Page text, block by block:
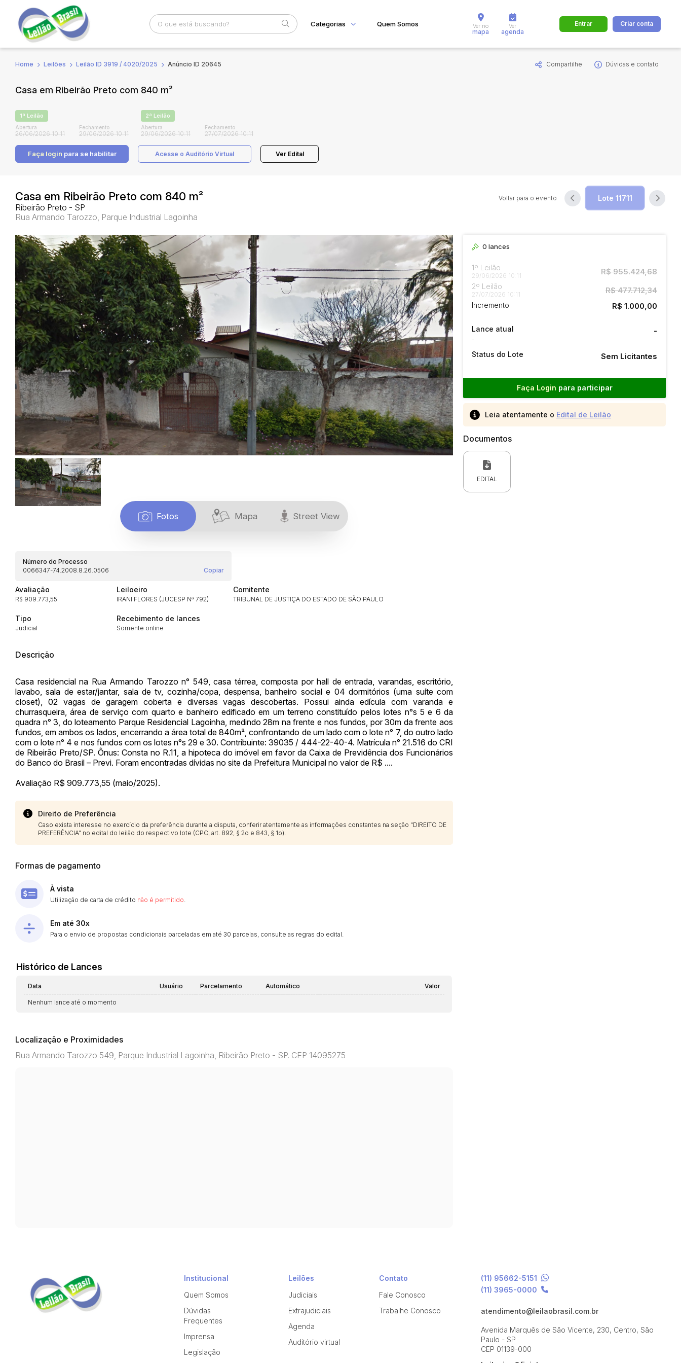
Busca por palavra-chave Categoria Cidade
Categorias Quem Somos Ver no
mapa
Ver
agenda
Entrar Criar conta
Home Leilões Leilão ID 3919 / 4020/2025 Anúncio ID 20645 Compartilhe Dúvidas e contato
Casa em Ribeirão Preto com 840 m²
1ª Leilão
Abertura
26/06/2026 10:11
Fechamento
29/06/2026 10:11
2ª Leilão
Abertura
29/06/2026 10:11
Fechamento
27/07/2026 10:11
Faça login para se habilitar Acesse o Auditório Virtual Ver Edital
Casa em Ribeirão Preto com 840 m²
Ribeirão Preto - SP
Rua Armando Tarozzo, Parque Industrial Lagoinha
Voltar para o evento
Fotos Mapa Street View
0 lances
1º Leilão
29/06/2026 10:11 R$ 955.424,68
2º Leilão
27/07/2026 10:11 R$ 477.712,34
Incremento R$ 1.000,00
Lance atual
-
-
Status do Lote Sem Licitantes
Faça Login para participar
Leia atentamente o Edital de Leilão
Documentos
EDITAL
Número do Processo
0066347-74.2008.8.26.0506
Copiar
Avaliação
R$ 909.773,55
Leiloeiro
IRANI FLORES (JUCESP Nª 792)
Comitente
TRIBUNAL DE JUSTIÇA DO ESTADO DE SÃO PAULO
Tipo
Judicial
Recebimento de lances
Somente online
Descrição
Casa residencial na Rua Armando Tarozzo n° 549, casa térrea, composta por hall de entrada, varandas, escritório,
lavabo, sala de estar/jantar, sala de tv, cozinha/copa, despensa, banheiro social e 04 dormitórios (uma suíte com
closet), 02 vagas de garagem coberta e diversas vagas descobertas. Possui ainda edícula com varanda e
churrasqueira, área de serviço com quarto e banheiro edificado em um terreno constituído pelos lotes n°s 5 e 6 da
quadra n° 3, do loteamento Parque Residencial Lagoinha, medindo 28m na frente e nos fundos, por 30m da frente aos
fundos, em ambos os lados, encerrando a área total de 840m², confrontando de um lado com o lote n° 7, do outro lado
com o lote n° 4 e nos fundos com os lotes n°s 29 e 30. Contribuinte: 39035 / 444-22-40-4. Matrícula n° 21.516 do CRI
de Ribeirão Preto/SP. Ônus: Consta no R.11, a hipoteca do imóvel em favor da Caixa de Previdência dos Funcionários
do Banco do Brasil – Previ. Foram encontradas dívidas no site da Prefeitura Municipal no valor de R$ ....
Avaliação R$ 909.773,55 (maio/2025).
Direito de Preferência
Caso exista interesse no exercício da preferência durante a disputa, conferir atentamente as informações constantes na seção “DIREITO DE
PREFERÊNCIA” no edital do leilão do respectivo lote (CPC, art. 892, § 2o e 843, § 1o).
Formas de pagamento
À vista
Utilização de carta de crédito não é permitido.
Em até 30x
Para o envio de propostas condicionais parceladas em até 30 parcelas, consulte as regras do edital.
Histórico de Lances
Data Usuário Parcelamento Automático Valor
Nenhum lance até o momento
Localização e Proximidades
Rua Armando Tarozzo 549, Parque Industrial Lagoinha, Ribeirão Preto - SP. CEP 14095275
Envie sua Proposta (Art. 895, CPC)
Histórico de Propostas
Data Usuário
14/04/2025 18:43:11 TIAGOFELIPE
14/04/2025 18:43:11
Clique aqui para fazer login
Habilite-se para efetuar lances ou propostas
Institucional
Quem Somos
Dúvidas
Frequentes
Imprensa
Legislação
Leilões
Judiciais
Extrajudiciais
Agenda
Auditório virtual
Contato
Fale Conosco
Trabalhe Conosco
(11) 95662-5151
(11) 3965-0000
atendimento@leilaobrasil.com.br
Avenida Marquês de São Vicente, 230, Centro, São
Paulo - SP
CEP 01139-000